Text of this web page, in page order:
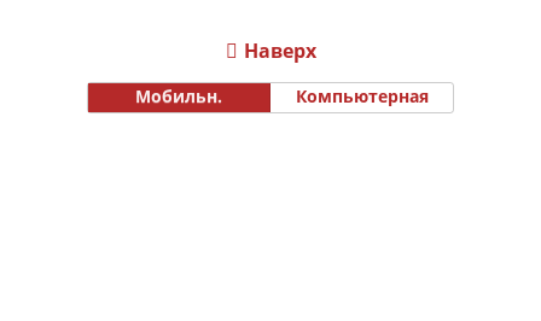
Наверх
Мобильн. Компьютерная